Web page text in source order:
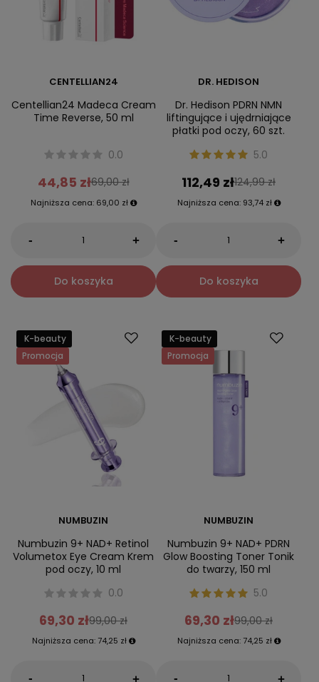
CENTELLIAN24
Centellian24 Madeca Cream
Time Reverse, 50 ml
0.0
44,85 zł69,00 zł
Najniższa cena: 69,00 zł
- +
Do koszyka
DR. HEDISON
Dr. Hedison PDRN NMN
liftingujące i ujędrniające
płatki pod oczy, 60 szt.
5.0
112,49 zł124,99 zł
Najniższa cena: 93,74 zł
- +
Do koszyka
K-beauty
Promocja
NUMBUZIN
Numbuzin 9+ NAD+ Retinol
Volumetox Eye Cream Krem
pod oczy, 10 ml
0.0
69,30 zł99,00 zł
Najniższa cena: 74,25 zł
- +
K-beauty
Promocja
NUMBUZIN
Numbuzin 9+ NAD+ PDRN
Glow Boosting Toner Tonik
do twarzy, 150 ml
5.0
69,30 zł99,00 zł
Najniższa cena: 74,25 zł
- +